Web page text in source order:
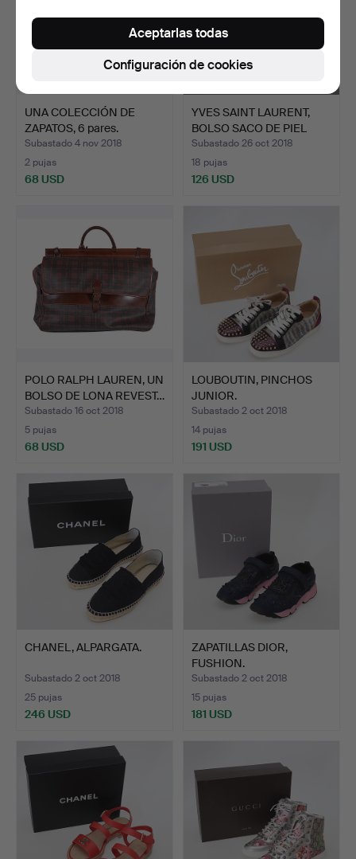
UNA COLECCIÓN DE
ZAPATOS, 6 pares.
Subastado 4 nov 2018
2 pujas
68 USD
YVES SAINT LAURENT,
BOLSO SACO DE PIEL
MAR…
Subastado 26 oct 2018
18 pujas
126 USD
POLO RALPH LAUREN, UN
BOLSO DE LONA REVEST…
Subastado 16 oct 2018
5 pujas
68 USD
LOUBOUTIN, PINCHOS
JUNIOR.
Subastado 2 oct 2018
14 pujas
191 USD
CHANEL, ALPARGATA.
Subastado 2 oct 2018
25 pujas
246 USD
ZAPATILLAS DIOR,
FUSHION.
Subastado 2 oct 2018
15 pujas
181 USD
Configuración de cookies
Aceptarlas todas